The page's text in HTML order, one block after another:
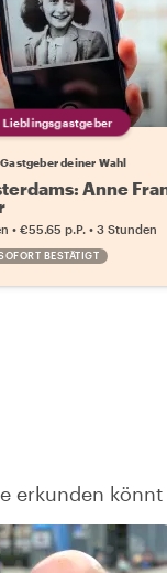
Lieblingsgastgeber
deiner Wahl
Anne
• €55.65 p.P.• 3 Stunden
BESTÄTIGT
erkunden könnt